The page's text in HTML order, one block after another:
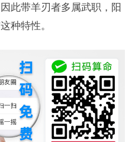
此带羊刃者多属武职，阳
种特性。